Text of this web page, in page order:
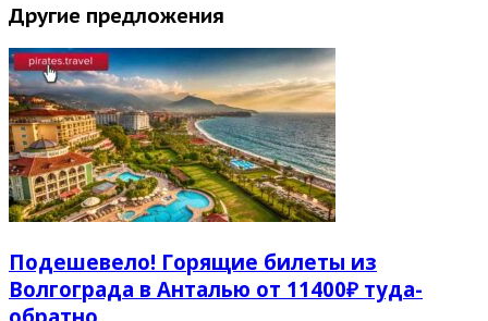
Другие предложения
Подешевело! Горящие билеты из
Волгограда в Анталью от 11400₽ туда-